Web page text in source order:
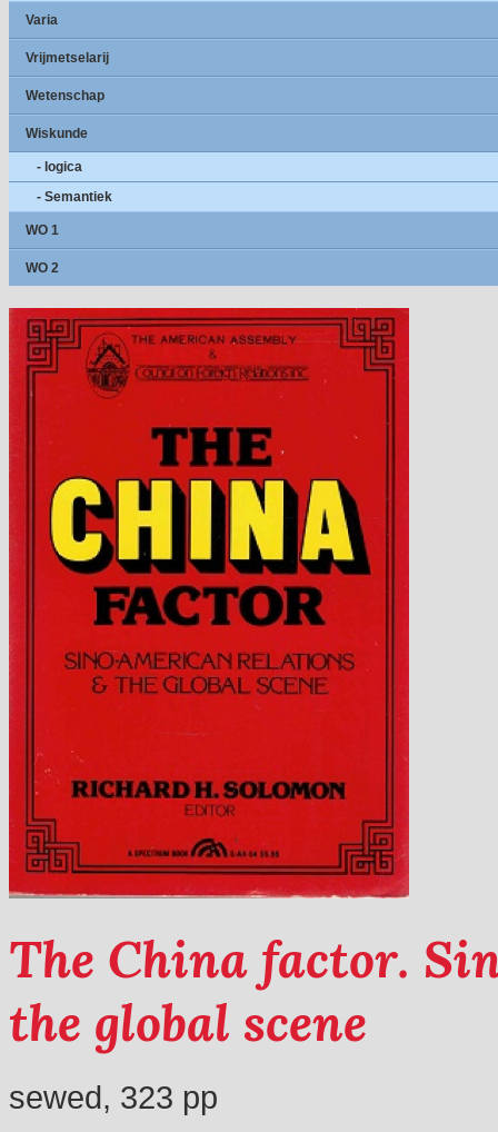
Varia
Vrijmetselarij
Wetenschap
Wiskunde
- logica
- Semantiek
WO 1
WO 2
The China factor.
the global scene
sewed, 323 pp